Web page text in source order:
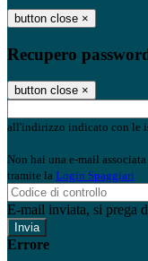
button close ×
Recupero
button close ×
all'indirizzo indicato con le
Non hai una e-mail
tramite la Login Spaggiari
E-mail inviata, si prega
Errore